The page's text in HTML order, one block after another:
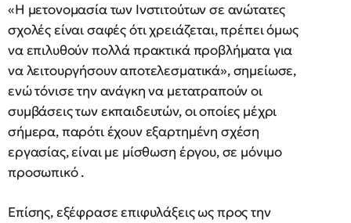
«Η μετονομασία των Ινστιτούτων σε ανώτατες
σχολές είναι σαφές ότι χρειάζεται, πρέπει όμως
να επιλυθούν πολλά πρακτικά προβλήματα για
να λειτουργήσουν αποτελεσματικά», σημείωσε,
ενώ τόνισε την ανάγκη να μετατραπούν οι
συμβάσεις των εκπαιδευτών, οι οποίες μέχρι
σήμερα, παρότι έχουν εξαρτημένη σχέση
εργασίας, είναι με μίσθωση έργου, σε μόνιμο
προσωπικό .
Επίσης, εξέφρασε επιφυλάξεις ως προς την